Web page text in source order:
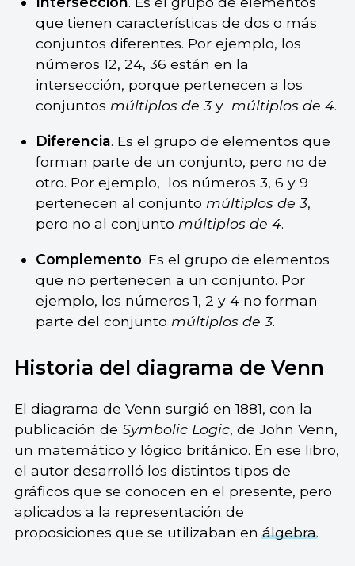
que tienen características de dos o más
conjuntos diferentes. Por ejemplo, los
números 12, 24, 36 están en la
intersección, porque pertenecen a los
conjuntos múltiplos de 3y múltiplos de 4.
Diferencia. Es el grupo de elementos que
forman parte de un conjunto, pero no de
otro. Por ejemplo, los números 3, 6 y 9
pertenecen al conjunto múltiplos de 3,
pero no al conjunto múltiplos de 4.
Complemento. Es el grupo de elementos
que no pertenecen a un conjunto. Por
ejemplo, los números 1, 2 y 4 no forman
parte del conjunto múltiplos de 3.
Historia del diagrama de Venn
El diagrama de Venn surgió en 1881, con la
publicación de Symbolic Logic, de John Venn,
un matemático y lógico británico. En ese libro,
el autor desarrolló los distintos tipos de
gráficos que se conocen en el presente, pero
aplicados a la representación de
proposiciones que se utilizaban enálgebra.